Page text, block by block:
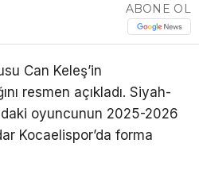
ABONE OL
Can Keleş’in
resmen açıkladı. Siyah-
oyuncunun 2025-2026
Kocaelispor’da forma